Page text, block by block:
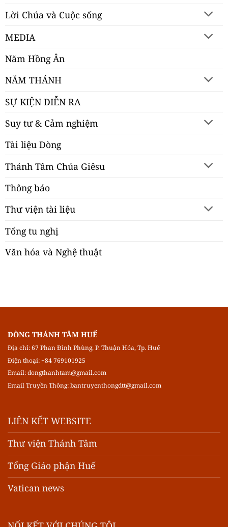
Lời Chúa và Cuộc sống
MEDIA
Năm Hồng Ân
NĂM THÁNH
SỰ KIỆN DIỄN RA
Suy tư & Cảm nghiệm
Tài liệu Dòng
Thánh Tâm Chúa Giêsu
Thông báo
Thư viện tài liệu
Tổng tu nghị
Văn hóa và Nghệ thuật
DÒNG THÁNH TÂM HUẾ
Địa chỉ: 67 Phan Đình Phùng, P. Thuận Hóa, Tp. Huế
Điện thoại: +84 769101925
Email:dongthanhtam@gmail.com
Email Truyền Thông:bantruyenthongdtt@gmail.com
LIÊN KẾT WEBSITE
Thư viện Thánh Tâm
Tổng Giáo phận Huế
Vatican news